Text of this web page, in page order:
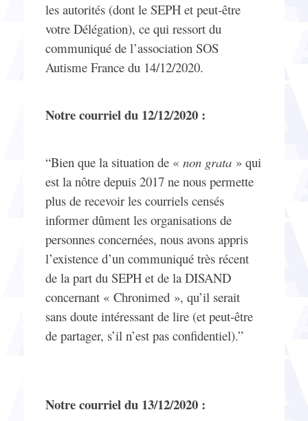
les autorités (dont le SEPH et peut-être
votre Délégation), ce qui ressort du
communiqué de l’association SOS
Autisme France du 14/12/2020.
Notre courriel du 12/12/2020 :
“Bien que la situation de « non grata » qui
est la nôtre depuis 2017 ne nous permette
plus de recevoir les courriels censés
informer dûment les organisations de
personnes concernées, nous avons appris
l’existence d’un communiqué très récent
de la part du SEPH et de la DISAND
concernant « Chronimed », qu’il serait
sans doute intéressant de lire (et peut-être
de partager, s’il n’est pas confidentiel).”
Notre courriel du 13/12/2020 :